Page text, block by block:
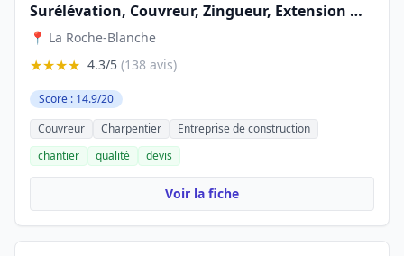
Surélévation, Couvreur, Zingueur, Extension Maison Clermont : Portelinha
📍 La Roche-Blanche
★★★★ 4.3/5 (138 avis)
Score : 14.9/20
Couvreur
Charpentier
Entreprise de construction
chantier
qualité devis
Voir la fiche